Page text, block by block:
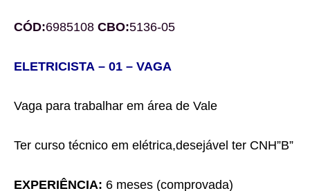
CÓD:6985108 CBO:5136-05
ELETRICISTA – 01 – VAGA
Vaga para trabalhar em área de Vale
Ter curso técnico em elétrica,desejável ter CNH”B”
EXPERIÊNCIA: 6 meses (comprovada)